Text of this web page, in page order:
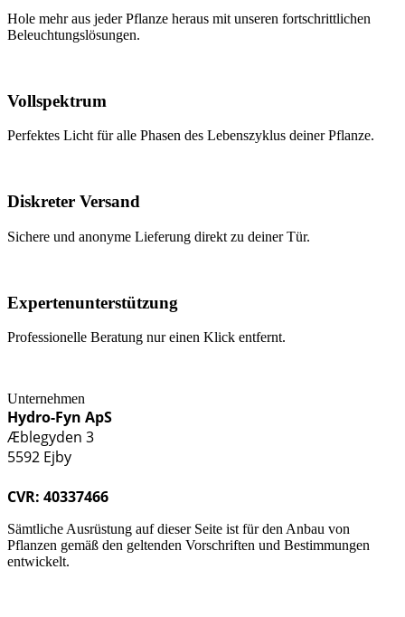
Hole mehr aus jeder Pflanze heraus mit unseren fortschrittlichen
Beleuchtungslösungen.
Vollspektrum
Perfektes Licht für alle Phasen des Lebenszyklus deiner Pflanze.
Diskreter Versand
Sichere und anonyme Lieferung direkt zu deiner Tür.
Expertenunterstützung
Professionelle Beratung nur einen Klick entfernt.
Unternehmen
Hydro-Fyn ApS
Æblegyden 3
5592 Ejby
CVR: 40337466
Sämtliche Ausrüstung auf dieser Seite ist für den Anbau von
Pflanzen gemäß den geltenden Vorschriften und Bestimmungen
entwickelt.